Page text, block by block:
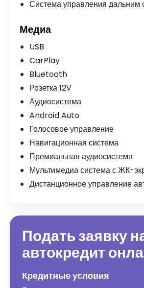
Система управления дальним
Медиа
USB
CarPlay
Bluetooth
Розетка 12V
Аудиосистема
Android Auto
Голосовое управление
Навигационная система
Премиальная аудиосистема
Мультимедиа система с ЖК-
Дистанционное управление
Подать заявку
автокредит
Кредитные условия